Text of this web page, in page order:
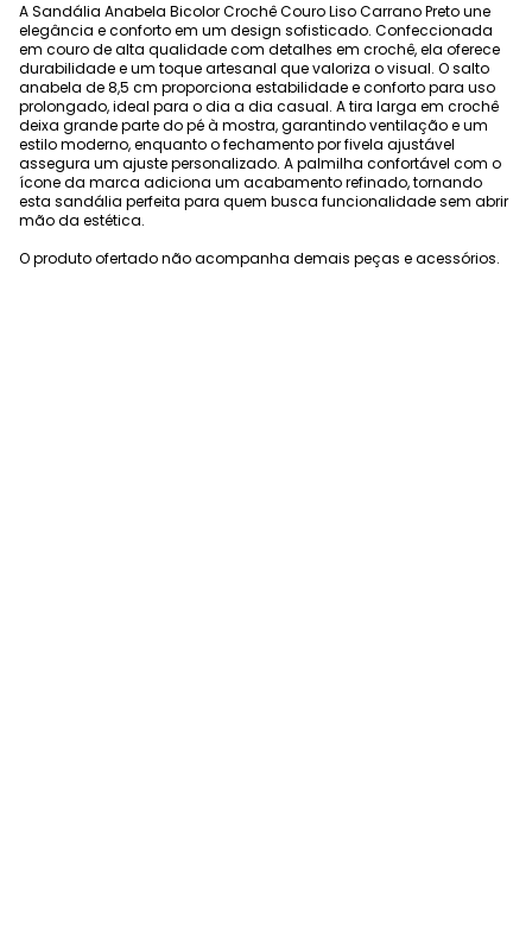
A Sandália Anabela Bicolor Crochê Couro Liso Carrano Preto une
elegância e conforto em um design sofisticado. Confeccionada
em couro de alta qualidade com detalhes em crochê, ela oferece
durabilidade e um toque artesanal que valoriza o visual. O salto
anabela de 8,5 cm proporciona estabilidade e conforto para uso
prolongado, ideal para o dia a dia casual. A tira larga em crochê
deixa grande parte do pé à mostra, garantindo ventilação e um
estilo moderno, enquanto o fechamento por fivela ajustável
assegura um ajuste personalizado. A palmilha confortável com o
ícone da marca adiciona um acabamento refinado, tornando
esta sandália perfeita para quem busca funcionalidade sem abrir
mão da estética.
O produto ofertado não acompanha demais peças e acessórios.